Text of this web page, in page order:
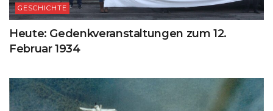
GESCHICHTE
Heute: Gedenkveranstaltungen zum 12.
Februar 1934